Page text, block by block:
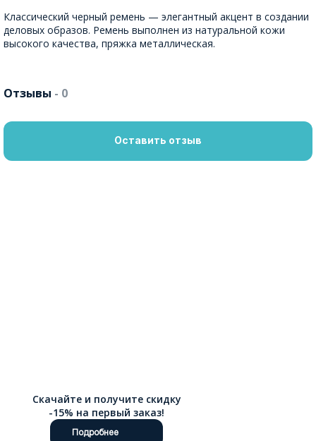
Классический черный ремень — элегантный акцент в создании
деловых образов. Ремень выполнен из натуральной кожи
высокого качества, пряжка металлическая.
Отзывы - 0
Оставить отзыв
Скачайте и получите скидку
-15% на первый заказ!
Подробнее